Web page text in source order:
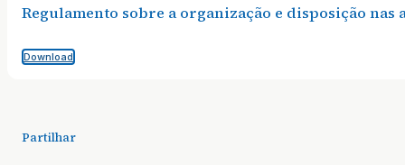
Regulamento sobre a organização e disposição nas
Download
Partilhar